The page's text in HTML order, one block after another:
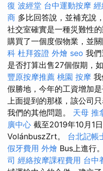
復 波經堂 台中運動按摩
商 多比回答說，並補充說
社交室確實是一種災難性
購買了一個度假物業，並關
科 杜拜簽證 外燴 seo 我
是否打算出售27個假期，
豐原按摩推薦 桃園 按摩
假勝地，今年的工資增加
上面提到的那樣，該公司
我們的其他問題。 天母 推
廣中心 截至2019年10月1
VolánbuszZrt。 台北記帳
假牙費用 外燴 Bus上進行。
司 經絡按摩課程費用 台中